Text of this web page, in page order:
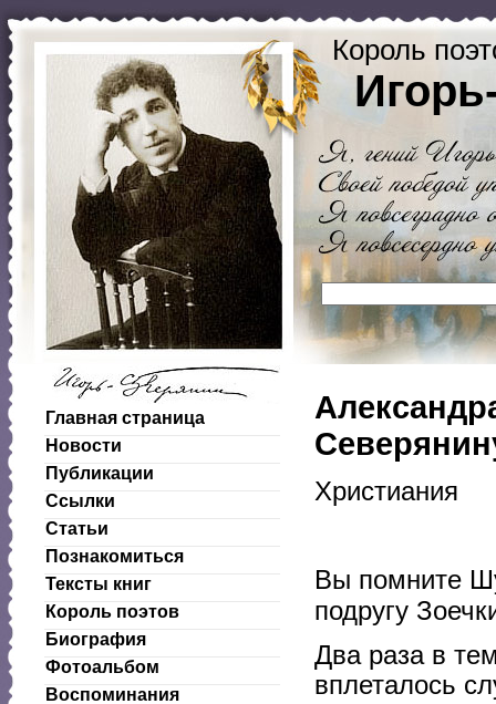
Король
Главная страница
Новости
Публикации
Ссылки
Статьи
Познакомиться
Тексты книг
Король поэтов
Биография
Фотоальбом
Воспоминания
Христиания
Вы помните
подругу
Два раза в
вплеталось